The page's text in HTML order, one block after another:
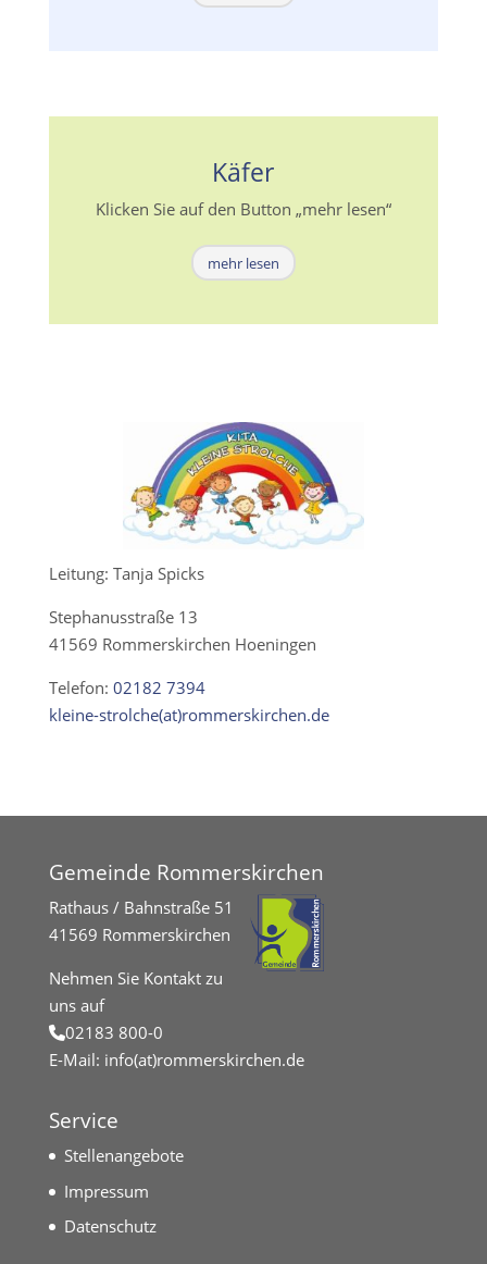
Käfer
Klicken Sie auf den Button „mehr lesen“
mehr lesen
Leitung: Tanja Spicks
Stephanusstraße 13
41569 Rommerskirchen Hoeningen
Telefon: 02182 7394
kleine-strolche(at)rommerskirchen.de
Gemeinde Rommerskirchen
Rathaus / Bahnstraße 51
41569 Rommerskirchen
Nehmen Sie Kontakt zu
uns auf
02183 800-0
E-Mail: info(at)rommerskirchen.de
Service
Stellenangebote
Impressum
Datenschutz